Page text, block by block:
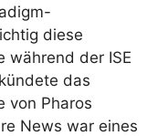
diese
während der ISE
das
von Pharos
News war eines